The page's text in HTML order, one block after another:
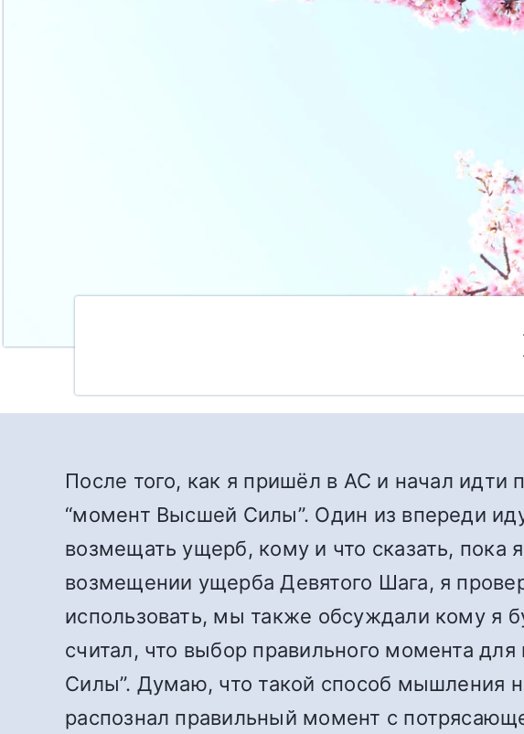
После того, как я пришёл в АС и начал
“момент Высшей Силы”. Один из впереди
возмещать ущерб, кому и что сказать,
возмещении ущерба Девятого Шага, я
использовать, мы также обсуждали кому я
считал, что выбор правильного момента
Силы”. Думаю, что такой способ мышления
распознал правильный момент с